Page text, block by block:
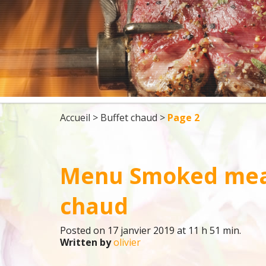
DÉJEUNERS
BBQ
5 À 7 ET
Accueil > Buffet chaud > Page 2
Menu Smoked
chaud
Posted on 17 janvier 2019 at 11 h 51 min.
Written byolivier